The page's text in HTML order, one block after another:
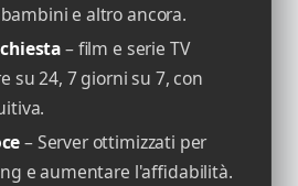
e altro ancora.
– film e serie TV
su 24, 7 giorni su 7, con
– Server ottimizzati per
e aumentare l'affidabilità.